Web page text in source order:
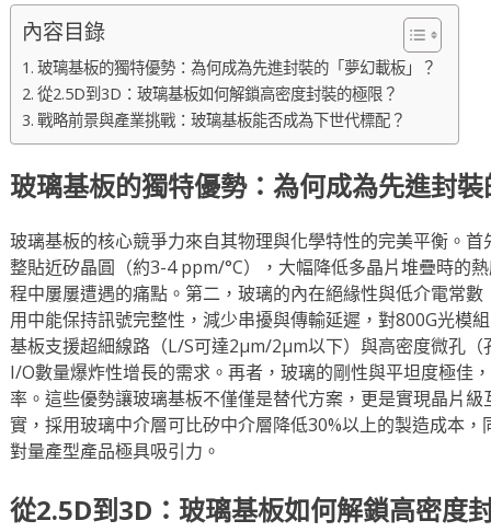
內容目錄
玻璃基板的獨特優勢：為何成為先進封裝的「夢幻載板」？
從2.5D到3D：玻璃基板如何解鎖高密度封裝的極限？
戰略前景與產業挑戰：玻璃基板能否成為下世代標配？
玻璃基板的獨特優勢：為何成為先進封
玻璃基板的核心競爭力來自其物理與化學特性的完美平衡。
整貼近矽晶圓（約3-4 ppm/°C），大幅降低多晶片堆疊時的
程中屢屢遭遇的痛點。第二，玻璃的內在絕緣性與低介電常
用中能保持訊號完整性，減少串擾與傳輸延遲，對800G光模
基板支援超細線路（L/S可達2μm/2μm以下）與高密度微孔
I/O數量爆炸性增長的需求。再者，玻璃的剛性與平坦度極佳
率。這些優勢讓玻璃基板不僅僅是替代方案，更是實現晶片
實，採用玻璃中介層可比矽中介層降低30%以上的製造成本
對量產型產品極具吸引力。
從2.5D到3D：玻璃基板如何解鎖高密度